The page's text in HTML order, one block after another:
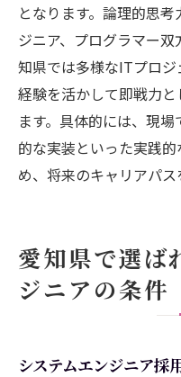
となります。論理的思
ジニア、プログラマー
知県では多様なITプロ
経験を活かして即戦力
ます。具体的には、現
的な実装といった実践
め、将来のキャリアパス
愛知県で選ば
ジニアの条件
システムエンジニア採